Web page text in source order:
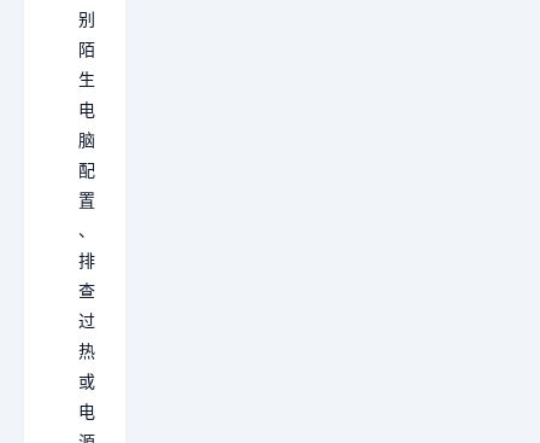
别
陌
生
电
脑
配
置
、
排
查
过
热
或
电